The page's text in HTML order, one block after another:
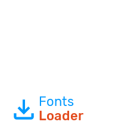
Fonts
Loader